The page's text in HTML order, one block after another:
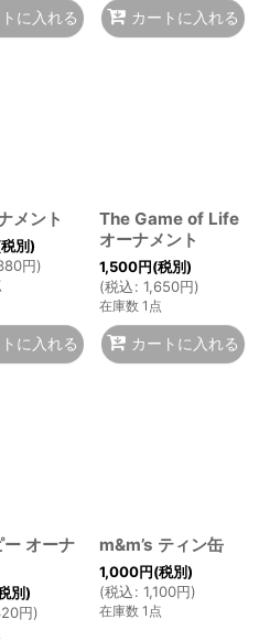
に入れる カートに入れる
メント
別)
円)
に入れる
The Game of Life
オーナメント
1,500円(税別)
(税込: 1,650円)
在庫数 1点
カートに入れる
ー オーナ
別)
円)
m&m’s ティン缶
1,000円(税別)
(税込: 1,100円)
在庫数 1点